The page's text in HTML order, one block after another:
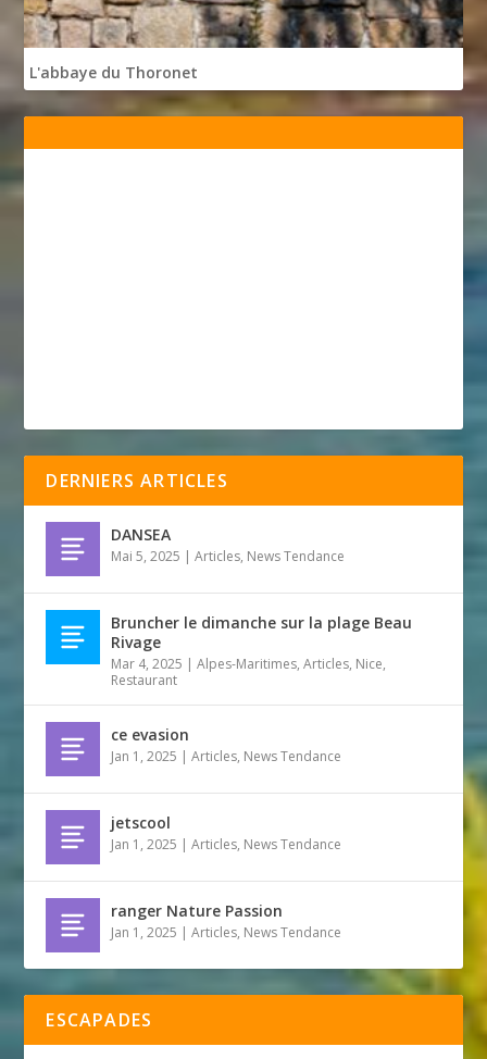
L'abbaye du Thoronet
DERNIERS ARTICLES
DANSEA
Mai 5, 2025 |Articles, News Tendance
Bruncher le dimanche sur la plage Beau
Rivage
Mar 4, 2025 |Alpes-Maritimes,Articles, Nice,
Restaurant
ce evasion
Jan 1, 2025 |Articles, News Tendance
jetscool
Jan 1, 2025 |Articles, News Tendance
ranger Nature Passion
Jan 1, 2025 |Articles, News Tendance
ESCAPADES